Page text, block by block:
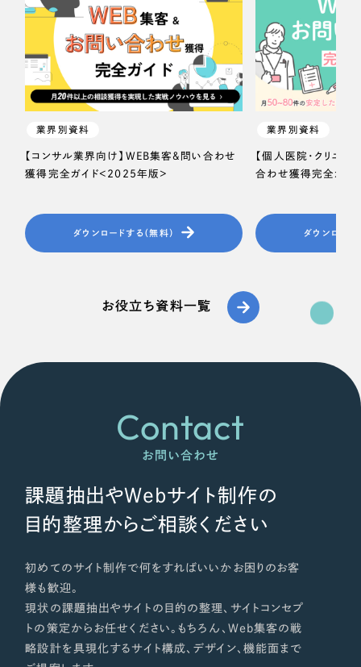
業界別資料
【コンサル業界向け】WEB集客＆問い合わせ
獲得完全ガイド＜2025年版＞
ダウンロードする（無料）
業界別資料
【個人医院・クリニッ
合わせ獲得完全ガイ
ダウンロード
お役立ち資料一覧
Contact
お問い合わせ
課題抽出やWebサイト制作の
目的整理からご相談ください
初めてのサイト制作で何をすればいいかお困りのお客
様も歓迎。
現状の課題抽出やサイトの目的の整理、サイトコンセプ
トの策定からお任せください。もちろん、Web集客の戦
略設計を具現化するサイト構成、デザイン、機能面まで